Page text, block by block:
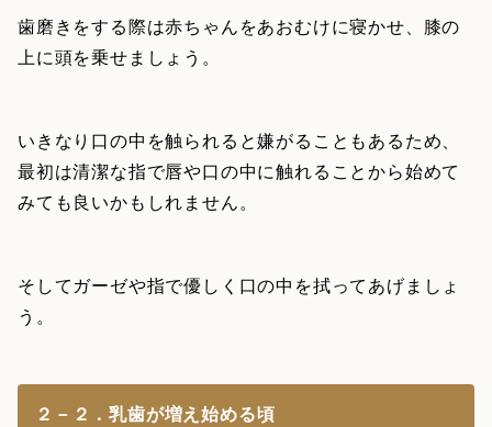
歯磨きをする際は赤ちゃんをあおむけに寝かせ、膝の
上に頭を乗せましょう。
いきなり口の中を触られると嫌がることもあるため、
最初は清潔な指で唇や口の中に触れることから始めて
みても良いかもしれません。
そしてガーゼや指で優しく口の中を拭ってあげましょ
う。
２－２．乳歯が増え始める頃